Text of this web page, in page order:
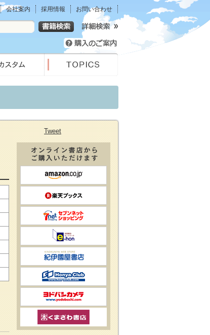
会社案内 採用情報 お問い合わせ
Tweet